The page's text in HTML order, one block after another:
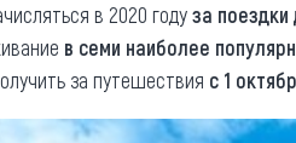
в 2020 годуза
в семи наиболее
за путешествия с 1